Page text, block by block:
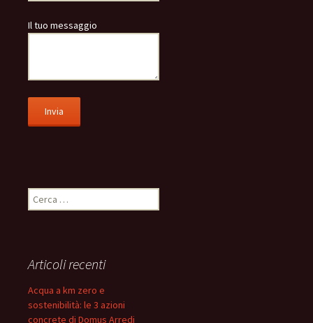
Il tuo messaggio
Ricerca
per:
Articoli recenti
Acqua a km zero e
sostenibilità: le 3 azioni
concrete di Domus Arredi